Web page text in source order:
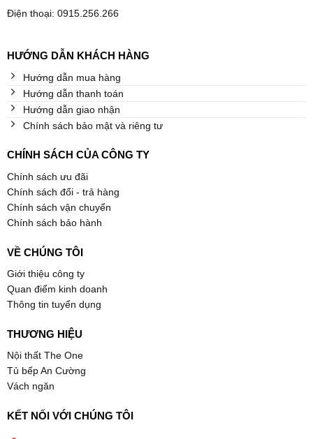
Điện thoại: 0915.256.266
HƯỚNG DẪN KHÁCH HÀNG
Hướng dẫn mua hàng
Hướng dẫn thanh toán
Hướng dẫn giao nhận
Chính sách bảo mật và riêng tư
CHÍNH SÁCH CỦA CÔNG TY
Chính sách ưu đãi
Chính sách đổi - trả hàng
Chính sách vận chuyển
Chính sách bảo hành
VỀ CHÚNG TÔI
Giới thiệu công ty
Quan điểm kinh doanh
Thông tin tuyển dụng
THƯƠNG HIỆU
Nội thất The One
Tủ bếp An Cường
Vách ngăn
KẾT NỐI VỚI CHÚNG TÔI